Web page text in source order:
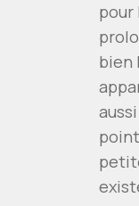
pour
bien